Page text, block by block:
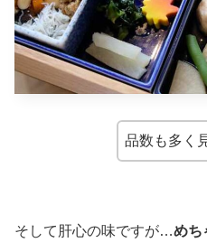
品数も多く
そして肝心の味ですが…めち